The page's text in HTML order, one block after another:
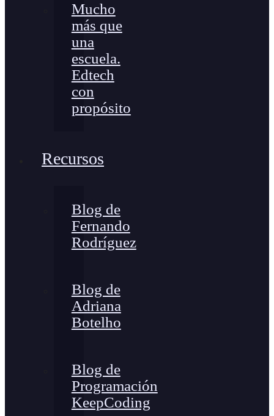
Mucho
más que
una
escuela.
Edtech
con
propósito
Recursos
Blog de
Fernando
Rodríguez
Blog de
Adriana
Botelho
Blog de
Programación
KeepCoding